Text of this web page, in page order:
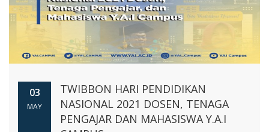
03
MAY
TWIBBON HARI PENDIDIKAN
NASIONAL 2021 DOSEN, TENAGA
PENGAJAR DAN MAHASISWA Y.A.I